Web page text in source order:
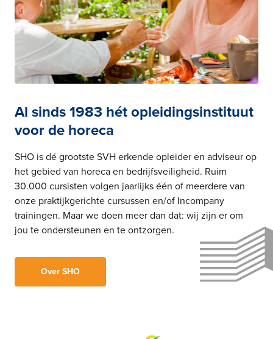
Al sinds 1983 hét opleidingsinstituut
voor de horeca
SHO is dé grootste SVH erkende opleider en adviseur op
het gebied van horeca en bedrijfsveiligheid. Ruim
30.000 cursisten volgen jaarlijks één of meerdere van
onze praktijkgerichte cursussen en/of Incompany
trainingen. Maar we doen meer dan dat: wij zijn er om
jou te ondersteunen en te ontzorgen.
Over SHO